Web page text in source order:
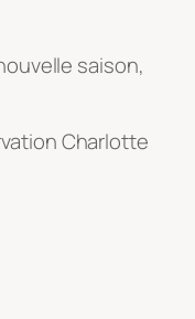
saison,
Charlotte